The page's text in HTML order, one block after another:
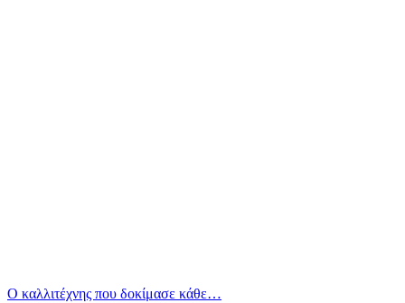
Ο καλλιτέχνης που δοκίμασε κάθε…